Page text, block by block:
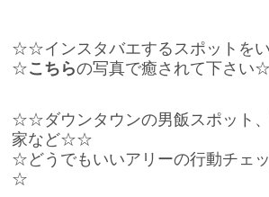
☆☆インスタバエするスポットを
☆こちらの写真で癒されて下さい☆
☆☆ダウンタウンの男飯スポット、
家など☆☆
☆どうでもいいアリーの行動チェ
☆